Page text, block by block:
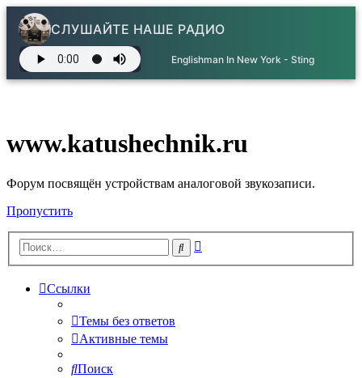
СЛУШАЙТЕ НАШЕ РАДИО
Englishman In New York - Sting
www.katushechnik.ru
Форум посвящён устройствам аналоговой звукозаписи.
Пропустить
Поиск
Ссылки
Темы без ответов
Активные темы
Поиск